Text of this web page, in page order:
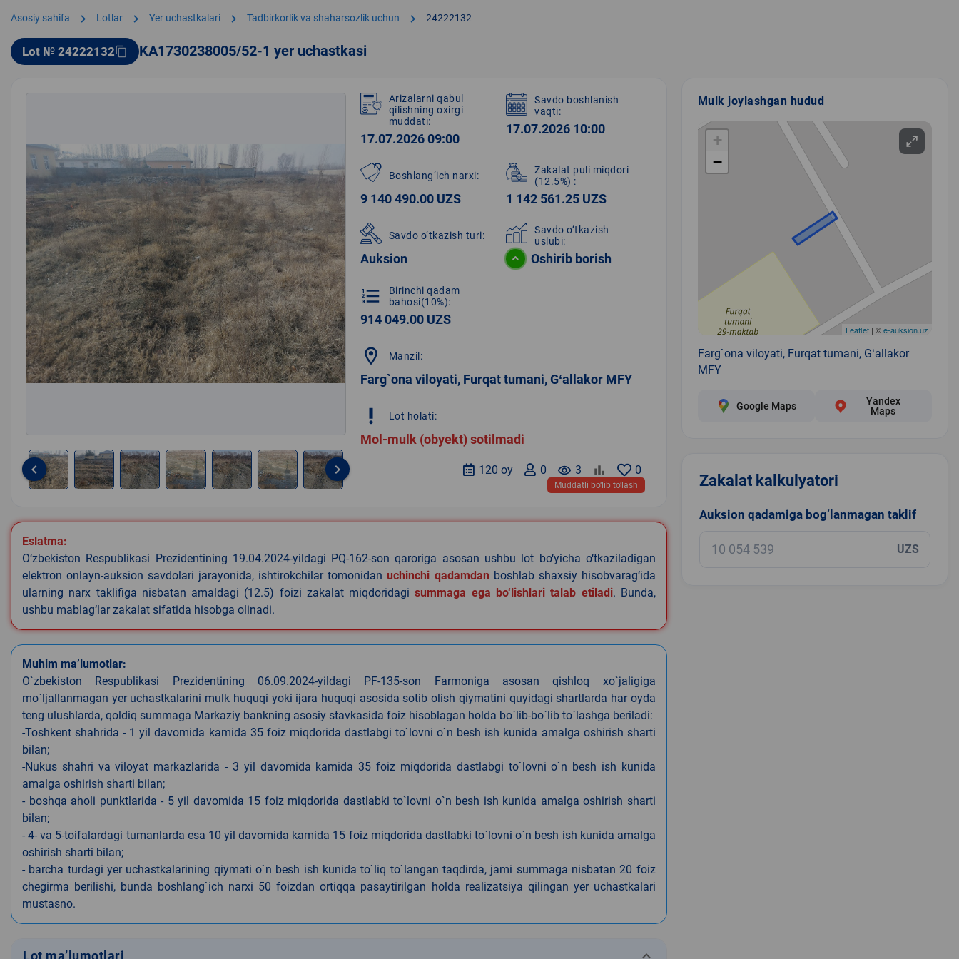
Asosiy sahifa chevron_right Lotlar chevron_right Yer uchastkalari chevron_right Tadbirkorlik va shaharsozlik uchun chevron_right 24222132
Lot № 24222132content_copy KA1730238005/52-1 yer uchastkasi
of
8
keyboard_arrow_left keyboard_arrow_right
Arizalarni qabul
qilishning oxirgi
muddati:
17.07.2026 09:00
Savdo boshlanish
vaqti:
17.07.2026 10:00
Boshlang‘ich narxi:
9 140 490.00 UZS
Zakalat puli miqdori
(12.5%) :
1 142 561.25 UZS
Savdo o‘tkazish turi:
Auksion
Savdo o‘tkazish
uslubi:
Oshirib borish
format_list_numbered
Birinchi qadam
bahosi(10%):
914 049.00 UZS
location_on Manzil:
Farg`ona viloyati, Furqat tumani, Gʻallakor MFY
priority_high Lot holati:
Mol-mulk (obyekt) sotilmadi
0
remove_red_eye 3
0
120 oy
Muddatli bo‘lib to‘lash
Eslatma:
O‘zbekiston Respublikasi Prezidentining 19.04.2024-yildagi PQ-162-son qaroriga asosan ushbu lot bo‘yicha o‘tkaziladigan
elektron onlayn-auksion savdolari jarayonida, ishtirokchilar tomonidanuchinchi qadamdan boshlab shaxsiy hisobvarag‘ida
ularning narx taklifiga nisbatan amaldagi (12.5) foizi zakalat miqdoridagisummaga ega bo‘lishlari talab etiladi. Bunda,
ushbu mablag‘lar zakalat sifatida hisobga olinadi.
Muhim ma’lumotlar:
O`zbekiston Respublikasi Prezidentining 06.09.2024-yildagi PF-135-son Farmoniga asosan qishloq xo`jaligiga
mo`ljallanmagan yer uchastkalarini mulk huquqi yoki ijara huquqi asosida sotib olish qiymatini quyidagi shartlarda har oyda
teng ulushlarda, qoldiq summaga Markaziy bankning asosiy stavkasida foiz hisoblagan holda bo`lib-bo`lib to`lashga beriladi:
-Toshkent shahrida - 1 yil davomida kamida 35 foiz miqdorida dastlabgi to`lovni o`n besh ish kunida amalga oshirish sharti
bilan;
-Nukus shahri va viloyat markazlarida - 3 yil davomida kamida 35 foiz miqdorida dastlabgi to`lovni o`n besh ish kunida
amalga oshirish sharti bilan;
- boshqa aholi punktlarida - 5 yil davomida 15 foiz miqdorida dastlabki to`lovni o`n besh ish kunida amalga oshirish sharti
bilan;
- 4- va 5-toifalardagi tumanlarda esa 10 yil davomida kamida 15 foiz miqdorida dastlabki to`lovni o`n besh ish kunida amalga
oshirish sharti bilan;
- barcha turdagi yer uchastkalarining qiymati o`n besh ish kunida to`liq to`langan taqdirda, jami summaga nisbatan 20 foiz
chegirma berilishi, bunda boshlang`ich narxi 50 foizdan ortiqqa pasaytirilgan holda realizatsiya qilingan yer uchastkalari
mustasno.
Lot ma’lumotlari
Mulk joylashgan hudud
+
−
Leaflet| ©e-auksion.uz
Farg`ona viloyati, Furqat tumani, Gʻallakor
MFY
Google Maps
Yandex
Maps
Zakalat kalkulyatori
Auksion qadamiga bog‘lanmagan taklif
UZS